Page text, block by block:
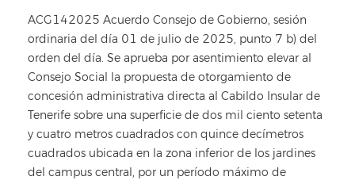
ACG142025 Acuerdo Consejo de Gobierno, sesión
ordinaria del día 01 de julio de 2025, punto 7 b) del
orden del día. Se aprueba por asentimiento elevar al
Consejo Social la propuesta de otorgamiento de
concesión administrativa directa al Cabildo Insular de
Tenerife sobre una superficie de dos mil ciento setenta
y cuatro metros cuadrados con quince decímetros
cuadrados ubicada en la zona inferior de los jardines
del campus central, por un período máximo de